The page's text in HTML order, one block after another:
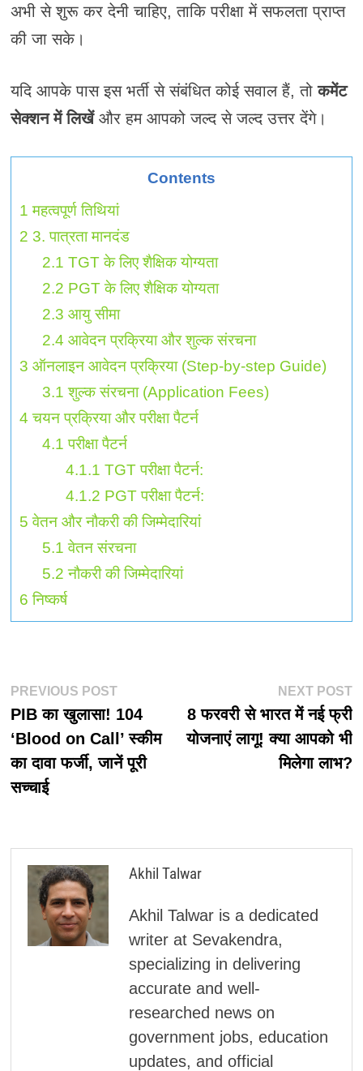
अभी से शुरू कर देनी चाहिए, ताकि परीक्षा में सफलता प्राप्त
की जा सके।
यदि आपके पास इस भर्ती से संबंधित कोई सवाल हैं, तोकमेंट
सेक्शन में लिखेंऔर हम आपको जल्द से जल्द उत्तर देंगे।
Contents
1 महत्वपूर्ण तिथियां
2 3. पात्रता मानदंड
2.1 TGT के लिए शैक्षिक योग्यता
2.2 PGT के लिए शैक्षिक योग्यता
2.3 आयु सीमा
2.4 आवेदन प्रक्रिया और शुल्क संरचना
3 ऑनलाइन आवेदन प्रक्रिया (Step-by-step Guide)
3.1 शुल्क संरचना (Application Fees)
4 चयन प्रक्रिया और परीक्षा पैटर्न
4.1 परीक्षा पैटर्न
4.1.1 TGT परीक्षा पैटर्न:
4.1.2 PGT परीक्षा पैटर्न:
5 वेतन और नौकरी की जिम्मेदारियां
5.1 वेतन संरचना
5.2 नौकरी की जिम्मेदारियां
6 निष्कर्ष
पोस्ट
नेविगेशन
PREVIOUS POSTPrevious
post:
PIB का खुलासा! 104
‘Blood on Call’ स्कीम
का दावा फर्जी, जानें पूरी
सच्चाई
NEXT POST
8 फरवरी से भारत में नई फ्री
योजनाएं लागू! क्या आपको भी
मिलेगा लाभ?
Akhil Talwar
Akhil Talwar is a dedicated
writer at Sevakendra,
specializing in delivering
accurate and well-
researched news on
government jobs, education
updates, and official